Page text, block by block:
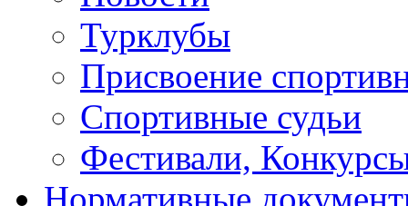
Турклубы
Присвоение
Спортивные судьи
Фестивали,
Нормативные